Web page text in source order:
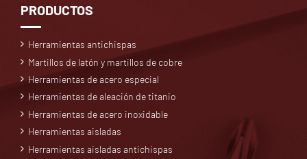
PRODUCTOS
Herramientas antichispas
Martillos de latón y martillos de cobre
Herramientas de acero especial
Herramientas de aleación de titanio
Herramientas de acero inoxidable
Herramientas aisladas
Herramientas aisladas antichispas